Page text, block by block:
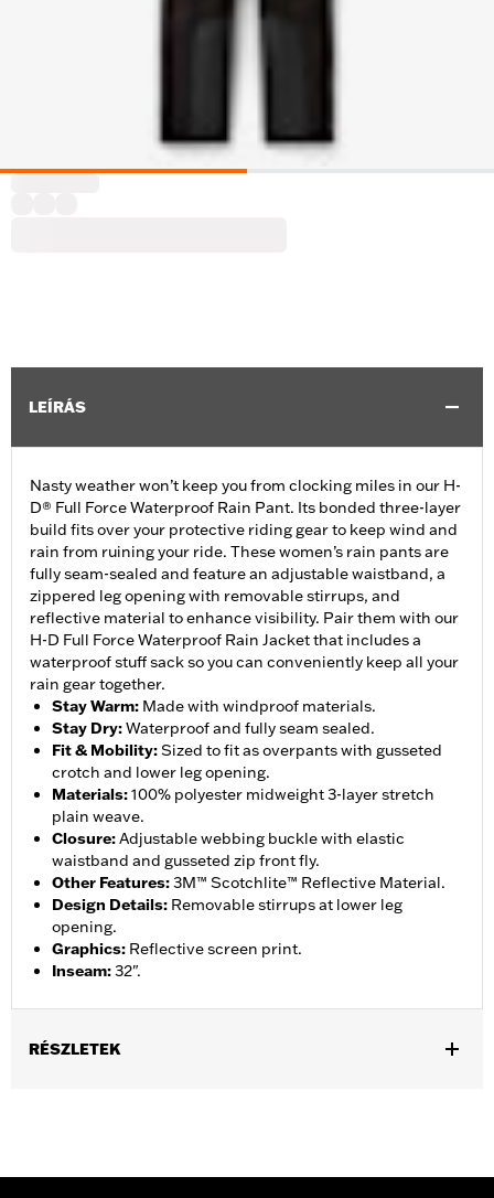
LEÍRÁS
Nasty weather won’t keep you from clocking miles in our H-
D® Full Force Waterproof Rain Pant. Its bonded three-layer
build fits over your protective riding gear to keep wind and
rain from ruining your ride. These women’s rain pants are
fully seam-sealed and feature an adjustable waistband, a
zippered leg opening with removable stirrups, and
reflective material to enhance visibility. Pair them with our
H-D Full Force Waterproof Rain Jacket that includes a
waterproof stuff sack so you can conveniently keep all your
rain gear together.
Stay Warm: Made with windproof materials.
Stay Dry:Waterproof and fully seam sealed.
Fit & Mobility:Sized to fit as overpants with gusseted
crotch and lower leg opening.
Materials:100% polyester midweight 3-layer stretch
plain weave.
Closure:Adjustable webbing buckle with elastic
waistband and gusseted zip front fly.
Other Features:3M™ Scotchlite™ Reflective Material.
Design Details: Removable stirrups at lower leg
opening.
Graphics: Reflective screen print.
Inseam:32".
RÉSZLETEK
d.com/warrantyfor full details